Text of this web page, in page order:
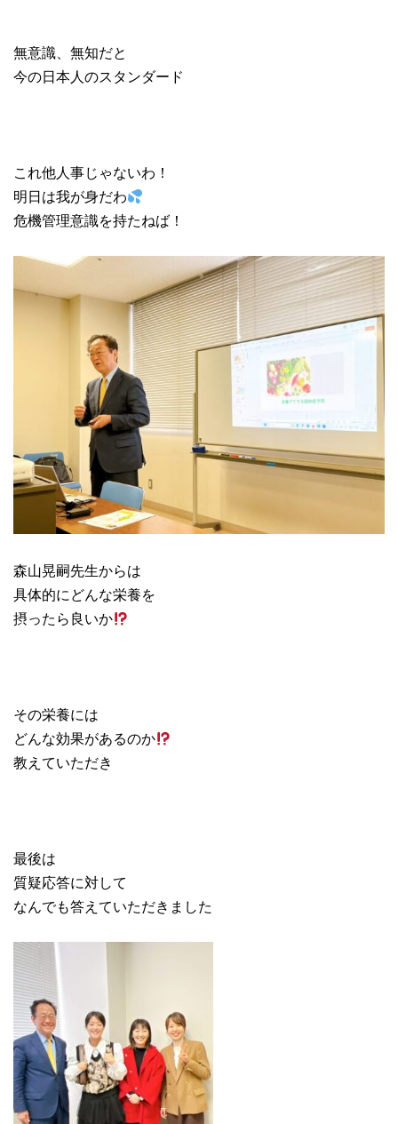
無意識、無知だと
今の日本人のスタンダード
これ他人事じゃないわ！
明日は我が身だわ
危機管理意識を持たねば！
森山晃嗣先生からは
具体的にどんな栄養を
摂ったら良いか
その栄養には
どんな効果があるのか
教えていただき
最後は
質疑応答に対して
なんでも答えていただきました